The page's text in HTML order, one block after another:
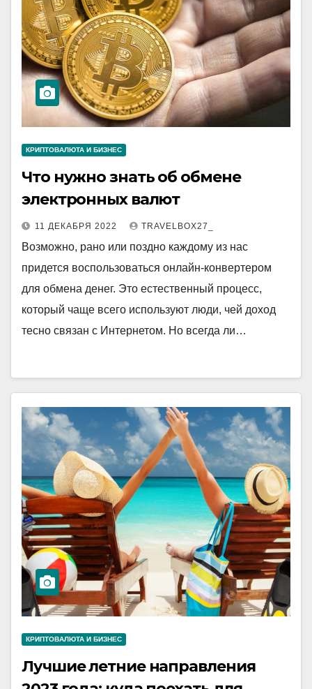
КРИПТОВАЛЮТА И БИЗНЕС
Что нужно знать об обмене
электронных валют
11 ДЕКАБРЯ 2022 TRAVELBOX27_
Возможно, рано или поздно каждому из нас
придется воспользоваться онлайн-конвертером
для обмена денег. Это естественный процесс,
который чаще всего используют люди, чей доход
тесно связан с Интернетом. Но всегда ли…
КРИПТОВАЛЮТА И БИЗНЕС
Лучшие летние направления